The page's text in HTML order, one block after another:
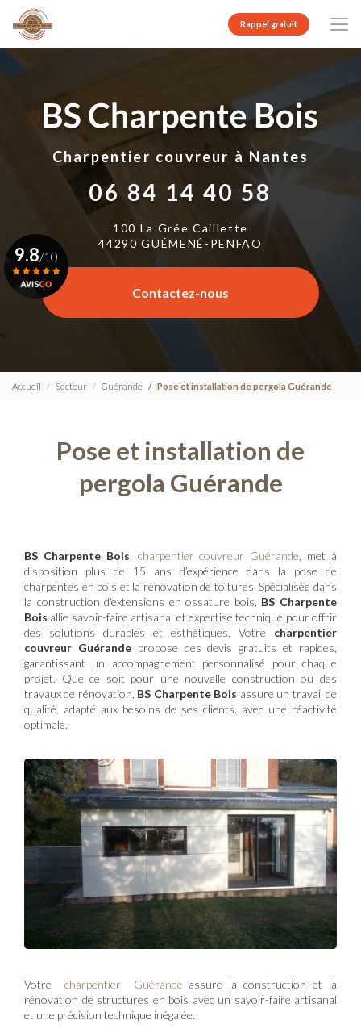
contenu
principal
Rappel gratuit
Charpentier couvreur à Nantes
06 84 14 40 58
100 La Grée Caillette
44290 GUÉMENÉ-PENFAO
Contactez-nous
9.8/10
Voir le certificat
Accueil Secteur Guérande Pose et installation de pergola Guérande
Pose et installation de
pergola Guérande
BS Charpente Bois charpentier couvreur Guérande , met à
disposition plus de 15 ans d’expérience dans la pose de
charpentes en bois et la rénovation de toitures. Spécialisée dans
la construction d'extensions en ossature bois, BS Charpente
Bois allie savoir-faire artisanal et expertise technique pour offrir
des solutions durables et esthétiques. Votre charpentier
couvreur Guérandepropose des devis gratuits et rapides,
garantissant un accompagnement personnalisé pour chaque
projet. Que ce soit pour une nouvelle construction ou des
travaux de rénovation, BS Charpente Bois assure un travail de
qualité, adapté aux besoins de ses clients, avec une réactivité
optimale.
Votre charpentier Guérande assure la construction et la
rénovation de structures en bois avec un savoir-faire artisanal
et une précision technique inégalée.